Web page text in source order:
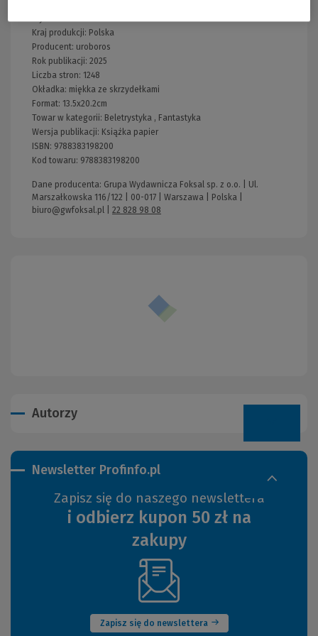
Kraj produkcji: Polska
Producent: uroboros
Rok publikacji: 2025
Liczba stron: 1248
Okładka: miękka ze skrzydełkami
Format: 13.5x20.2cm
Towar w kategorii: Beletrystyka , Fantastyka
Wersja publikacji: Książka papier
ISBN: 9788383198200
Kod towaru: 9788383198200
Dane producenta: Grupa Wydawnicza Foksal sp. z o.o. | Ul.
Marszałkowska 116/122 | 00-017 | Warszawa | Polska |
biuro@gwfoksal.pl
22 828 98 08
Autorzy
Newsletter Profinfo.pl
Zapisz się do naszego newslettera
i odbierz kupon 50 zł na
zakupy
Zapisz się do newslettera
(Nowe
okno)